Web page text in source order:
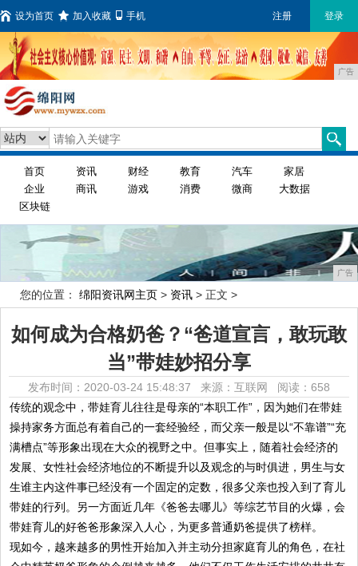
设为首页 加入收藏 手机 注册 登录
广告
首页 资讯 财经 教育 汽车
家居
企业
商讯 游戏 消费 微商
大数据
区块链
广告
您的位置： 绵阳资讯网主页 > 资讯 > 正文 >
如何成为合格奶爸？“爸道宣言，敢玩敢
当”带娃妙招分享
发布时间：2020-03-24 15:48:37 来源：互联网 阅读：658
传统的观念中，带娃育儿往往是母亲的“本职工作”，因为她们在带娃
操持家务方面总有着自己的一套经验经，而父亲一般是以“不靠谱”“充
满槽点”等形象出现在大众的视野之中。但事实上，随着社会经济的
发展、女性社会经济地位的不断提升以及观念的与时俱进，男生与女
生谁主内这件事已经没有一个固定的定数，很多父亲也投入到了育儿
带娃的行列。另一方面近几年《爸爸去哪儿》等综艺节目的火爆，会
带娃育儿的好爸爸形象深入人心，为更多普通奶爸提供了榜样。
现如今，越来越多的男性开始加入并主动分担家庭育儿的角色，在社